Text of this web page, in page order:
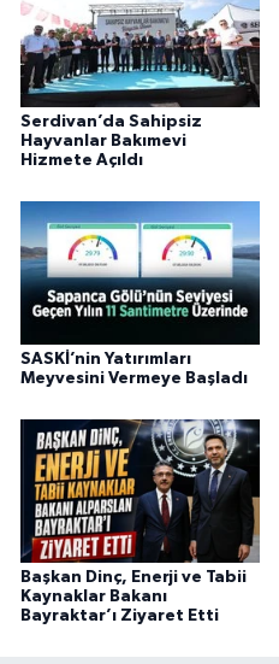
Serdivan’da Sahipsiz
Hayvanlar Bakımevi
Hizmete Açıldı
SASKİ’nin Yatırımları
Meyvesini Vermeye Başladı
Başkan Dinç, Enerji ve Tabii
Kaynaklar Bakanı
Bayraktar’ı Ziyaret Etti